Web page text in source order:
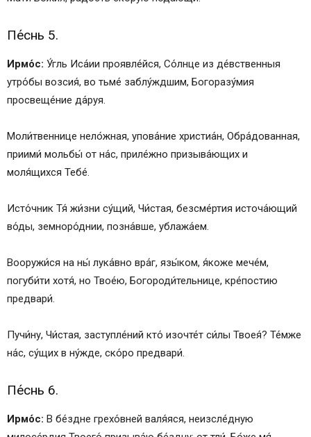
Пе́снь 5.
Ирмо́с: У́гль Иса́ии проявле́йся, Со́лнце из де́вственныя
утро́бы возсия́, во тьме́ заблу́ждшим, Богоразу́мия
просвеще́ние да́руя.
Моли́твеннице нело́жная, упова́ние христиа́н, Обра́дованная,
приими́ мольбы́ от на́с, приле́жно призыва́ющих и
моля́щихся Тебе́.
Исто́чник Тя́ жи́зни су́щий, Чи́стая, безсме́ртия источа́ющий
во́ды, земноро́днии, позна́вше, ублажа́ем.
Вооружи́ся на ны́ лука́вно вра́г, язы́ком, я́коже мече́м,
погуби́ти хотя́, но Твое́ю, Богороди́тельнице, кре́постию
предвари́.
Пучи́ну, Чи́стая, заступле́ний кто́ изочте́т си́лы Твоея́? Те́мже
на́с, су́щих в ну́жде, ско́ро предвари́.
Пе́снь 6.
Ирмо́с: В бе́здне грехо́вней валя́яся, неизсле́дную